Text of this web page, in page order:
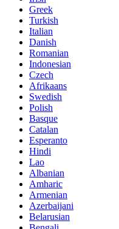
Greek
Turkish
Italian
Danish
Romanian
Indonesian
Czech
Afrikaans
Swedish
Polish
Basque
Catalan
Esperanto
Hindi
Lao
Albanian
Amharic
Armenian
Azerbaijani
Belarusian